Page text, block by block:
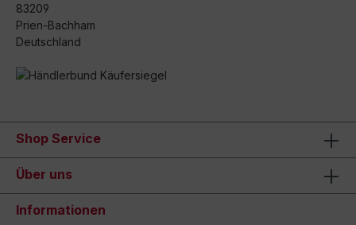
83209
Prien-Bachham
Deutschland
Shop Service
Über uns
Informationen